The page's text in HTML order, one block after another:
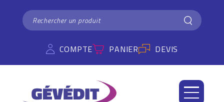
RECHERCHER Rechercher
COMPTE PANIER DEVIS